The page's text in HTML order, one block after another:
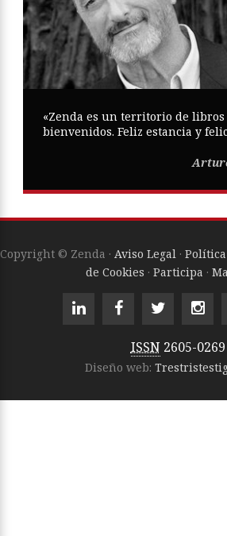
«Zenda es un territorio de libros
bienvenidos. Feliz estancia y
Copyright © Zenda · Aviso Legal ·
de Cookies · Participa ·
ISSN 2605-0269
Diseño web: